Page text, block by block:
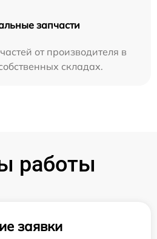
запчасти
от производителя в
складах.
работы
заявки